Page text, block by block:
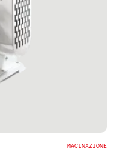
MACINAZIONE